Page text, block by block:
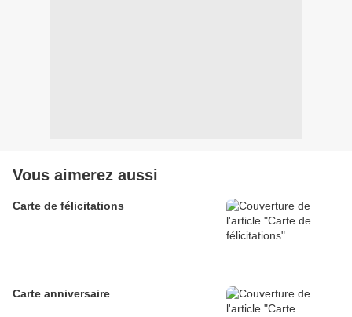
Vous aimerez aussi
Carte de félicitations
Carte anniversaire